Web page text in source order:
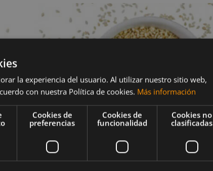
la experiencia del usuario. Al utilizar nuestro sitio web,
con nuestra Política de cookies. Más información
Cookies de
preferencias
Cookies de
funcionalidad
Cookies no
clasificadas